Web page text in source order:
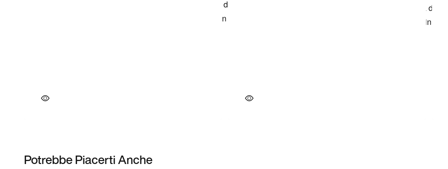
Potrebbe Piacerti Anche